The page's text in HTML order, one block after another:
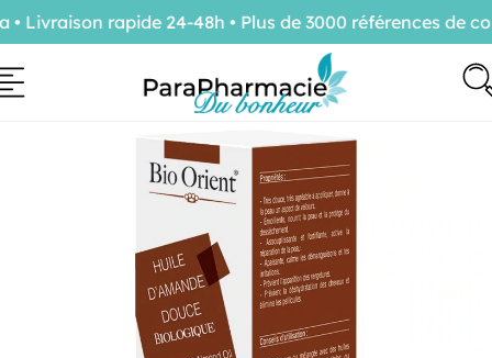
rapide 24-48h • Plus de 3000 références de